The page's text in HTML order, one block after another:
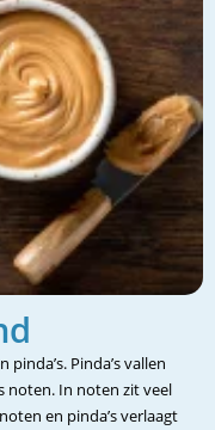
Pinda’s vallen
noten. In noten zit veel
en pinda’s verlaagt